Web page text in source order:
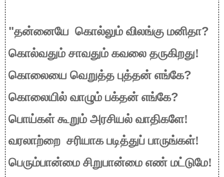
"தன்னையே கொல்லும் விலங்கு மனிதா?
கொல்வதும் சாவதும் கவலை தருகிறது!
கொலையை வெறுத்த புத்தன் எங்கே?
கொலையில் வாழும் பக்தன் எங்கே?
பொய்கள் கூறும் அரசியல் வாதிகளே!
வரலாற்றை சரியாக படித்துப் பாருங்கள்!
பெரும்பான்மை சிறுபான்மை எண் மட்டுமே!